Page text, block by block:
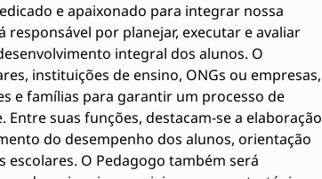
e apaixonado para integrar nossa
por planejar, executar e avaliar
integral dos alunos. O
instituições de ensino, ONGs ou empresas,
e famílias para garantir um processo de
suas funções, destacam-se a elaboração
do desempenho dos alunos, orientação
O Pedagogo também será